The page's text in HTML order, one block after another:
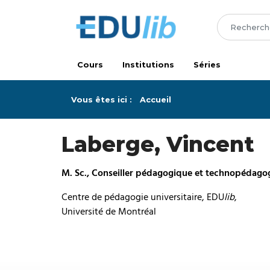
Cours Institutions Séries
Vous êtes ici : Accueil
Laberge, Vincent
M. Sc., Conseiller pédagogique et
Centre de pédagogie universitaire, EDUlib,
Université de Montréal